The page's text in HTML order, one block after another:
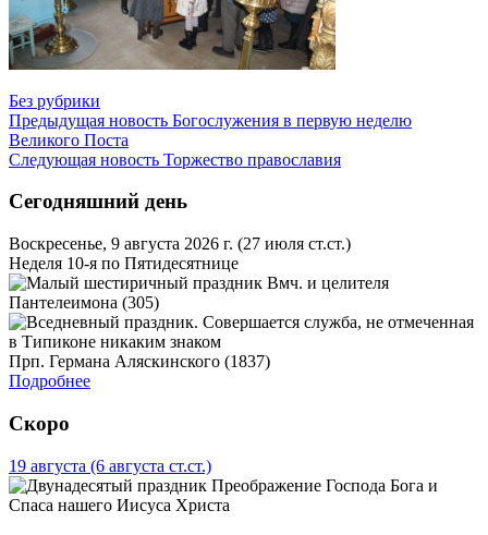
Без рубрики
Предыдущая новость Богослужения в первую неделю
Великого Поста
Следующая новость Торжество православия
Сегодняшний день
Воскресенье, 9 августа 2026 г. (27 июля ст.ст.)
Неделя 10-я по Пятидесятнице
Вмч. и целителя
Пантелеимона (305)
Прп. Германа Аляскинского (1837)
Подробнее
Скоро
19 августа (6 августа ст.ст.)
Преображение Господа Бога и
Спаса нашего Иисуса Христа